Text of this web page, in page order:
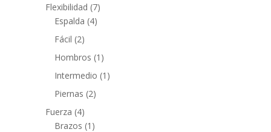
Flexibilidad (7)
Espalda (4)
Fácil (2)
Hombros (1)
Intermedio (1)
Piernas (2)
Fuerza (4)
Brazos (1)